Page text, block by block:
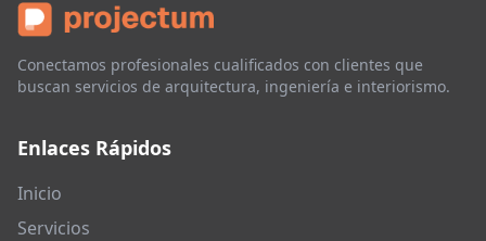
Conectamos profesionales cualificados con clientes que
buscan servicios de arquitectura, ingeniería e interiorismo.
Enlaces Rápidos
Inicio
Servicios